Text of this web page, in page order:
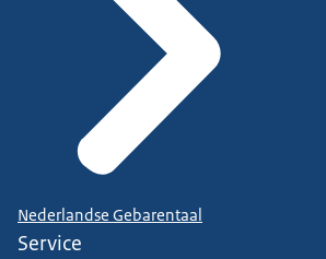
Nederlandse Gebarentaal
Service